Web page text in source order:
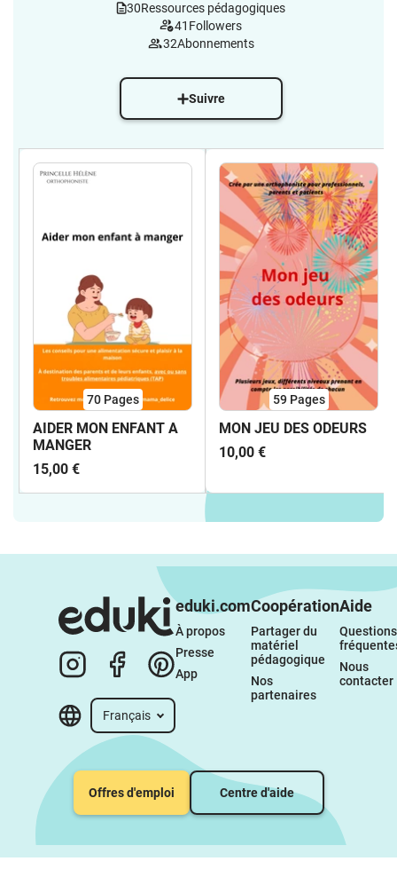
30Ressources pédagogiques
41 Followers
32Abonnements
Suivre
70 Pages
AIDER MON ENFANT A
MANGER
15,00 €
59 Pages
MON JEU DES ODEURS
10,00 €
Français
eduki.com
À propos
Presse
App
Coopération
Partager du
matériel
pédagogique
Nos
partenaires
Aide
Questions
Nous
contacter
Offres d'emploi Centre d'aide